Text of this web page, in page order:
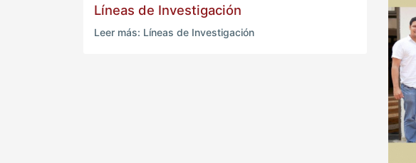
Líneas de Investigación
Leer más: Líneas de Investigación